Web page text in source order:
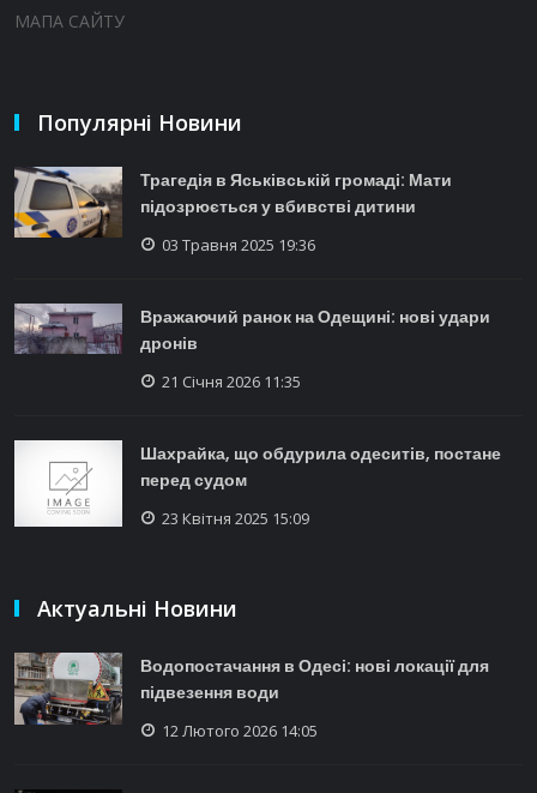
МАПА САЙТУ
Популярні Новини
Трагедія в Яськівській громаді: Мати
підозрюється у вбивстві дитини
03 Травня 2025 19:36
Вражаючий ранок на Одещині: нові удари
дронів
21 Січня 2026 11:35
Шахрайка, що обдурила одеситів, постане
перед судом
23 Квітня 2025 15:09
Актуальні Новини
Водопостачання в Одесі: нові локації для
підвезення води
12 Лютого 2026 14:05